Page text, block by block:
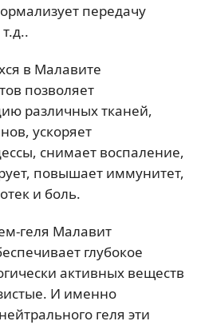
передачу
в Малавите
позволяет
различных тканей,
ускоряет
снимает воспаление,
повышает иммунитет,
и боль.
геля Малавит
глубокое
активных веществ
И именно
геля эти